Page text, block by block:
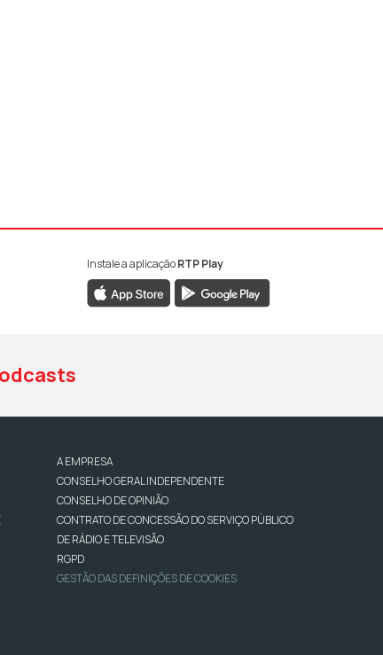
da RTP Antena 1
da RTP Antena 1
YouTube da RTP Antena 1
Instale a aplicaçãoRTP Play
A EMPRESA
CONSELHO GERAL INDEPENDENTE
CONSELHO DE OPINIÃO
CONTRATO DE CONCESSÃO DO SERVIÇO PÚBLICO
DE RÁDIO E TELEVISÃO
RGPD
GESTÃO DAS DEFINIÇÕES DE COOKIES